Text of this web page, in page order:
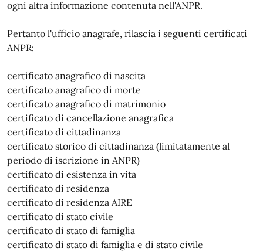
ogni altra informazione contenuta nell'ANPR.
Pertanto l'ufficio anagrafe, rilascia i seguenti certificati
ANPR:
certificato anagrafico di nascita
certificato anagrafico di morte
certificato anagrafico di matrimonio
certificato di cancellazione anagrafica
certificato di cittadinanza
certificato storico di cittadinanza (limitatamente al
periodo di iscrizione in ANPR)
certificato di esistenza in vita
certificato di residenza
certificato di residenza AIRE
certificato di stato civile
certificato di stato di famiglia
certificato di stato di famiglia e di stato civile